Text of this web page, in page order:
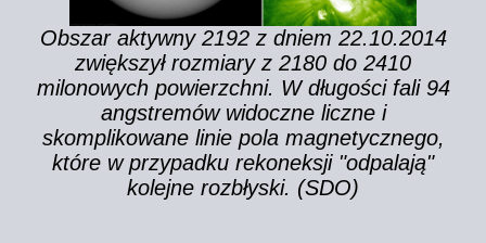
Obszar aktywny 2192 z dniem 22.10.2014
zwiększył rozmiary z 2180 do 2410
milonowych powierzchni. W długości fali 94
angstremów widoczne liczne i
skomplikowane linie pola magnetycznego,
które w przypadku rekoneksji "odpalają"
kolejne rozbłyski. (SDO)